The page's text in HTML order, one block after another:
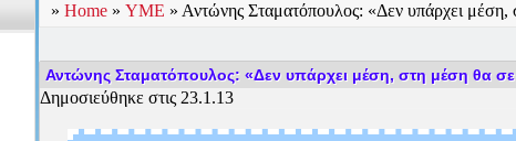
» Home » ΥΜΕ » Αντώνης Σταματόπουλος: «Δεν υπάρχει
Αντώνης Σταματόπουλος: «Δεν υπάρχει μέση, στη μέση θα
Δημοσιεύθηκε στις 23.1.13